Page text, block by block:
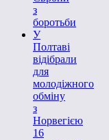
з
боротьби
У
Полтаві
відібрали
для
молодіжного
обміну
з
Норвегією
16